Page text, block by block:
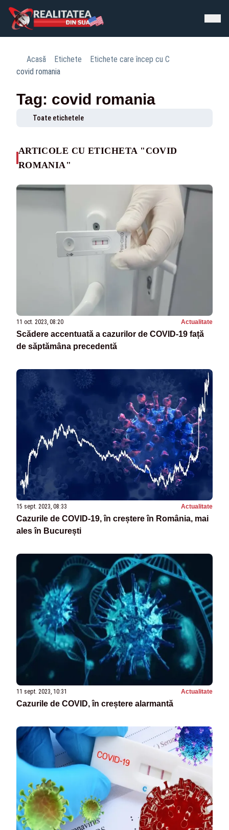
Acasă Etichete
Etichete care încep cu C
covid romania
Tag: covid romania
Toate etichetele
ARTICOLE CU ETICHETA "COVID
ROMANIA"
11 oct. 2023, 08:20 Actualitate
Scădere accentuată a cazurilor de COVID-19 față
de săptămâna precedentă
15 sept. 2023, 08:33 Actualitate
Cazurile de COVID-19, în creștere în România, mai
ales în București
11 sept. 2023, 10:31 Actualitate
Cazurile de COVID, în creștere alarmantă